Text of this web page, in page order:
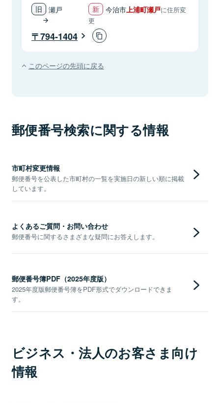
瀬戸 今治市上浦町瀬戸に住所変
更
794-1404
このページの先頭に戻る
郵便番号検索に関する情報
市町村変更情報
郵便番号を公表した市町村の一覧を実施日の新しい順に掲載
しています。
よくあるご質問・お問い合わせ
郵便番号に関するさまざまな疑問にお答えします。
郵便番号簿PDF（2025年度版）
2025年度版郵便番号簿をPDF形式でダウンロードできま
す。
ビジネス・法人のお客さま向け
情報